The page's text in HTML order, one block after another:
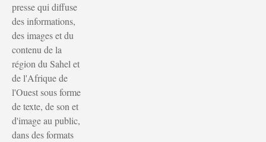
presse qui diffuse
des informations,
des images et du
contenu de la
région du Sahel et
de l'Afrique de
l'Ouest sous forme
de texte, de son et
d'image au public,
dans des formats